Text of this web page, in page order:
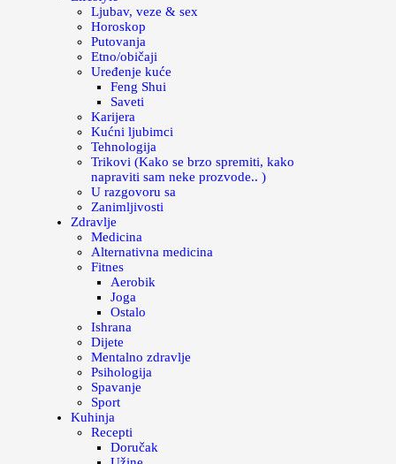
Ljubav, veze & sex
Horoskop
Putovanja
Etno/običaji
Uređenje kuće
Feng Shui
Saveti
Karijera
Kućni ljubimci
Tehnologija
Trikovi (Kako se brzo spremiti, kako
napraviti sam neke prozvode.. )
U razgovoru sa
Zanimljivosti
Zdravlje
Medicina
Alternativna medicina
Fitnes
Aerobik
Joga
Ostalo
Ishrana
Dijete
Mentalno zdravlje
Psihologija
Spavanje
Sport
Kuhinja
Recepti
Doručak